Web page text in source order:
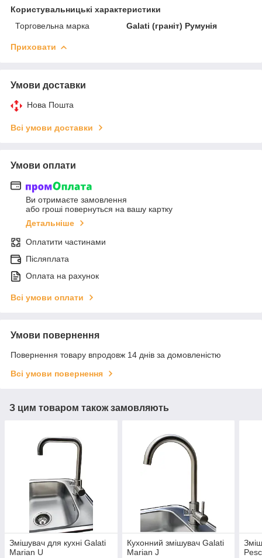
Користувальницькі характеристики
Торговельна марка
Galati (граніт) Румунія
Приховати
Умови доставки
Нова Пошта
Всі умови доставки
Умови оплати
Ви отримаєте замовлення
або гроші повернуться на вашу картку
Детальніше
Оплатити частинами
Післяплата
Оплата на рахунок
Всі умови оплати
Умови повернення
Повернення товару впродовж 14 днів за домовленістю
Всі умови повернення
З цим товаром також замовляють
Змішувач для кухні Galati
Marian U
Кухонний змішувач Galati
Marian J